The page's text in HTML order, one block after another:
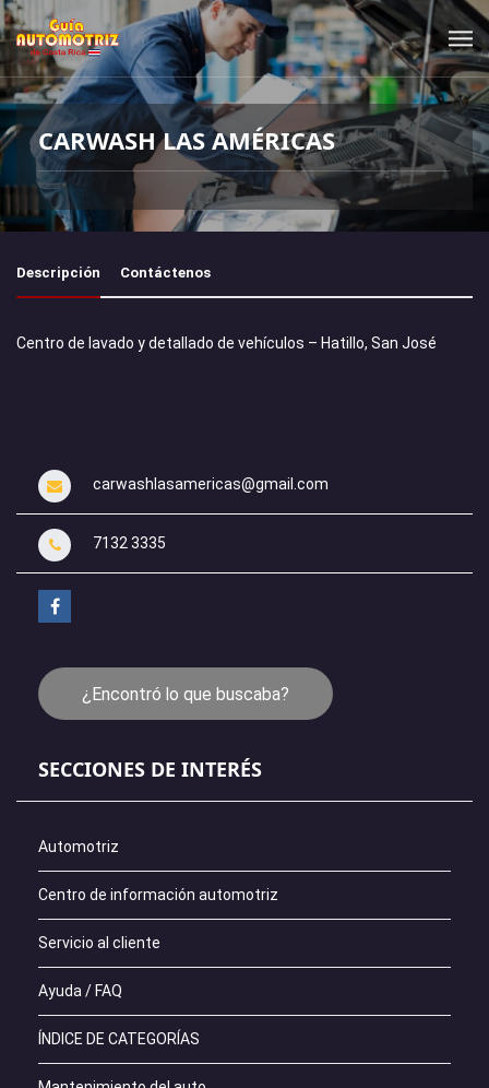
CARWASH LAS AMÉRICAS
Descripción Contáctenos
Centro de lavado y detallado de vehículos – Hatillo, San José
carwashlasamericas@gmail.com
7132 3335
¿Encontró lo que buscaba?
SECCIONES DE INTERÉS
Automotriz
Centro de información automotriz
Servicio al cliente
Ayuda / FAQ
ÍNDICE DE CATEGORÍAS